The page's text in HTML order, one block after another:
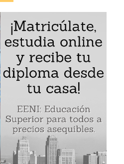
de Dar es-Salam ( Tanzania
del Puerto de Dar es-
RD Congo, Kenia,
y Zambia
África
Salam (Tanzania)